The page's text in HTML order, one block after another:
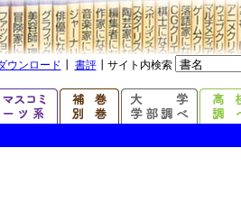
ウンロード 書評┃サイト内検索